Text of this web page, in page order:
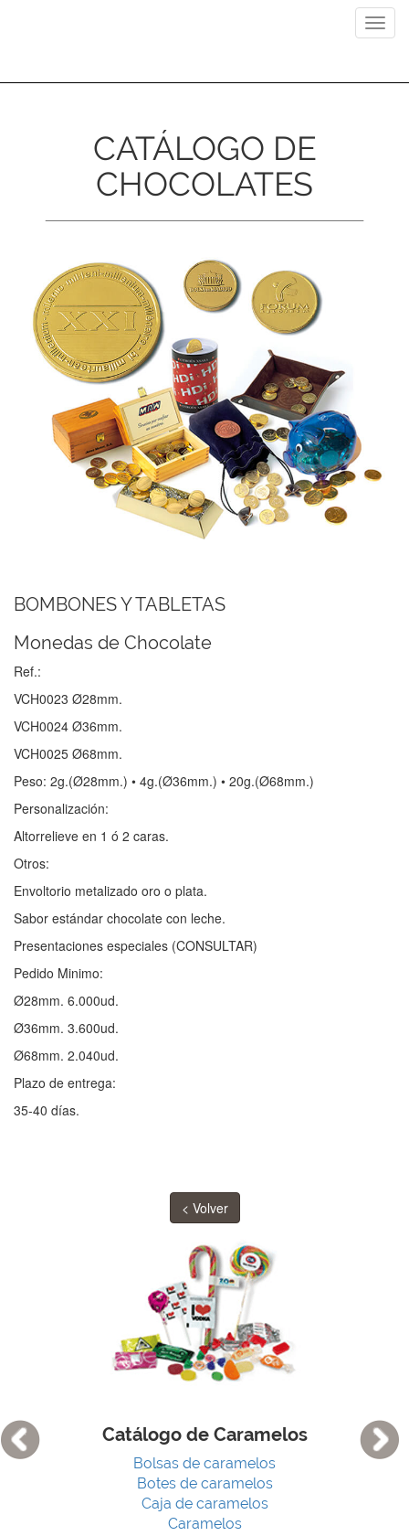
CATÁLOGO DE
CHOCOLATES
BOMBONES Y TABLETAS
Monedas de Chocolate
Ref.:
VCH0023 Ø28mm.
VCH0024 Ø36mm.
VCH0025 Ø68mm.
Peso: 2g.(Ø28mm.) • 4g.(Ø36mm.) • 20g.(Ø68mm.)
Personalización:
Altorrelieve en 1 ó 2 caras.
Otros:
Envoltorio metalizado oro o plata.
Sabor estándar chocolate con leche.
Presentaciones especiales (CONSULTAR)
Pedido Minimo:
Ø28mm. 6.000ud.
Ø36mm. 3.600ud.
Ø68mm. 2.040ud.
Plazo de entrega:
35-40 días.
Next
< Volver
Catálogo de Caramelos
Bolsas de caramelos
Botes de caramelos
Caja de caramelos
Caramelos